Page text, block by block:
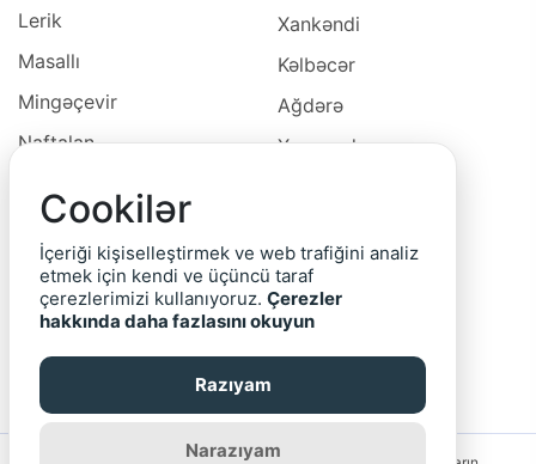
Lerik
Masallı
Mingəçevir
Naftalan
Neftçala
Oğuz
Ordubad
Xankəndi
Kəlbəcər
Ağdərə
Xocavəd
Cəbrayıl
Qubadlı
Cookilər
İçeriği kişiselleştirmek ve web trafiğini analiz
etmek için kendi ve üçüncü taraf
çerezlerimizi kullanıyoruz. Çerezler
hakkında daha fazlasını okuyun
Razıyam
Narazıyam